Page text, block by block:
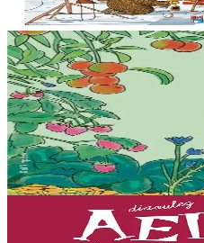
Er stok15,00 €
15 vloaz hag ouzhpenn
Bannoù-heol
Al liorzh marzhus
Un dastumad kronikennoù war al
ha derc’hel ur bevliesseurted
zo bet skrivet e...
Er stok18,00 €